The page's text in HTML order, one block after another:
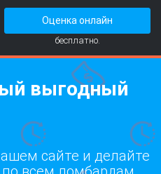
Оценка онлайн
бесплатно.
выгодный
сайте и делайте